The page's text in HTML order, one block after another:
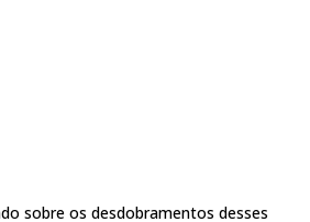
sobre os desdobramentos desses